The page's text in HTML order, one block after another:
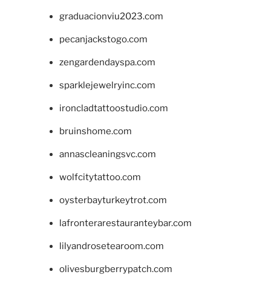
graduacionviu2023.com
pecanjackstogo.com
zengardendayspa.com
sparklejewelryinc.com
ironcladtattoostudio.com
bruinshome.com
annascleaningsvc.com
wolfcitytattoo.com
oysterbayturkeytrot.com
lafronterarestauranteybar.com
lilyandrosetearoom.com
olivesburgberrypatch.com